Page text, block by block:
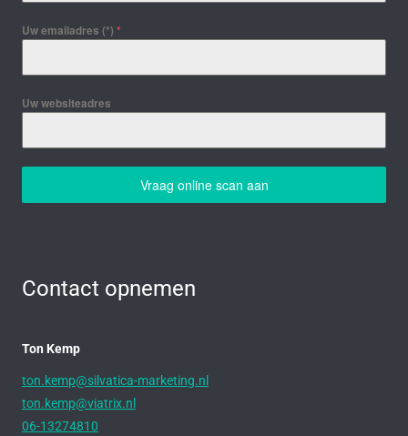
Uw emailadres (*) *
Uw websiteadres
Vraag online scan aan
Contact opnemen
Ton Kemp
ton.kemp@silvatica-marketing.nl
ton.kemp@viatrix.nl
06-13274810